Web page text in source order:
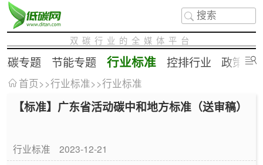
双碳行业的全媒体平台
碳专题 节能专题 行业标准 控排行业 政策补
首页>>行业标准>>行业标准
【标准】广东省活动碳中和地方标准（送审稿）
行业标准 2023-12-21